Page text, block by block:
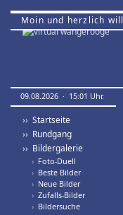
Moin und herzlich
09.08.2026 · 15:01 Uhr.
›› Startseite
›› Rundgang
›› Bildergalerie
› Foto-Duell
› Beste Bilder
› Neue Bilder
› Zufalls-Bilder
› Bildersuche